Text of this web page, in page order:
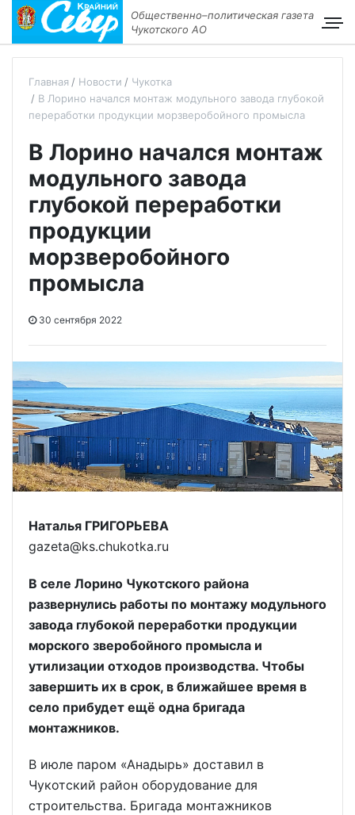
Общественно–политическая газета
Чукотского АО
Главная Новости
Чукотка
В Лорино начался монтаж модульного завода глубокой
переработки продукции морзверобойного промысла
В Лорино начался монтаж
модульного завода
глубокой переработки
продукции
морзверобойного
промысла
30 сентября 2022
Наталья ГРИГОРЬЕВА
gazeta@ks.chukotka.ru
В селе Лорино Чукотского района
развернулись работы по монтажу модульного
завода глубокой переработки продукции
морского зверобойного промысла и
утилизации отходов производства. Чтобы
завершить их в срок, в ближайшее время в
село прибудет ещё одна бригада
монтажников.
В июле паром «Анадырь» доставил в
Чукотский район оборудование для
строительства. Бригада монтажников